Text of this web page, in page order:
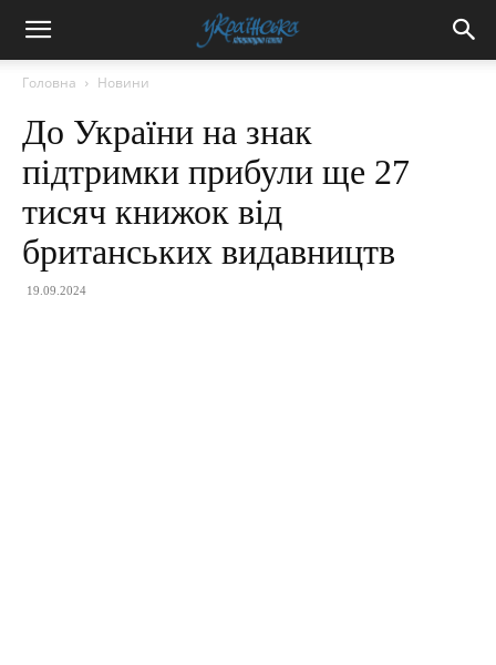
Головна Новини
До України на знак
підтримки прибули ще 27
тисяч книжок від
британських видавництв
19.09.2024